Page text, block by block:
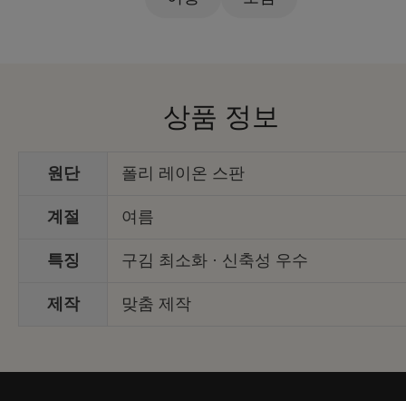
상품 정보
원단 폴리 레이온 스판
계절 여름
특징 구김 최소화 · 신축성 우수
제작 맞춤 제작